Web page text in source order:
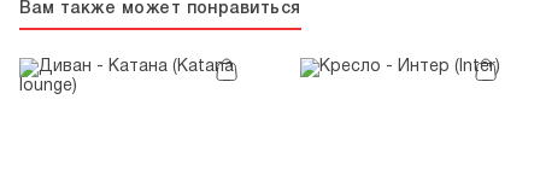
Вам также может понравиться